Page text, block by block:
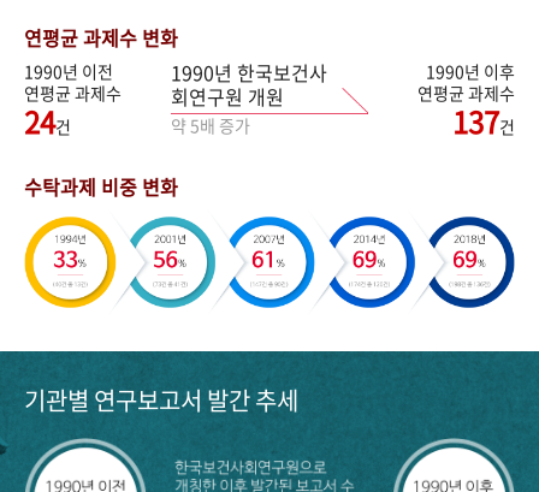
연평균 과제수 변화
1990년 이전
연평균 과제수
24건
1990년 한국보건사
회연구원 개원
약 5배 증가
1990년 이후
연평균 과제수
137건
수탁과제 비중 변화
기관별 연구보고서 발간 추세